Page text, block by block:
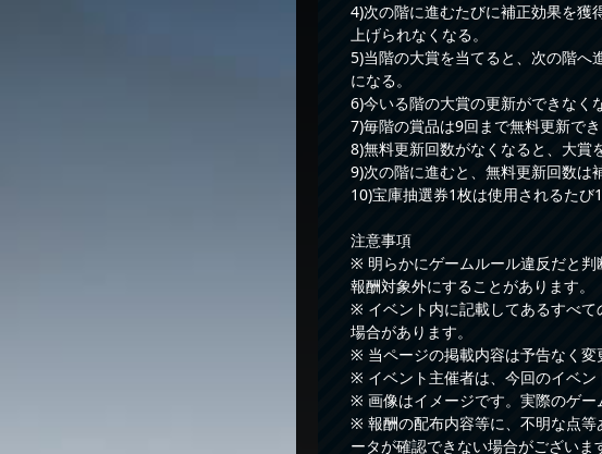
4)次の階に進むたびに補正効果を獲
上げられなくなる。
5)当階の大賞を当てると、次の階へ
になる。
6)今いる階の大賞の更新ができなく
7)毎階の賞品は9回まで無料更新でき
8)無料更新回数がなくなると、大賞
9)次の階に進むと、無料更新回数は
10)宝庫抽選券1枚は使用されるたび
注意事項
※ 明らかにゲームルール違反だと判
報酬対象外にすることがあります。
※ イベント内に記載してあるすべて
場合があります。
※ 当ページの掲載内容は予告なく変
※ イベント主催者は、今回のイベン
※ 画像はイメージです。実際のゲー
※ 報酬の配布内容等に、不明な点
ータが確認できない場合がござい